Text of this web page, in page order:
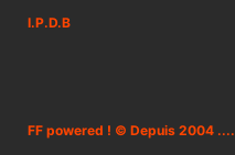
I.P.D.B
FF powered ! © Depuis 2004